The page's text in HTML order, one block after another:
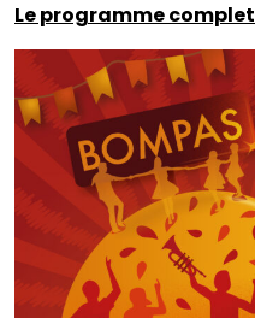
Le programme complet